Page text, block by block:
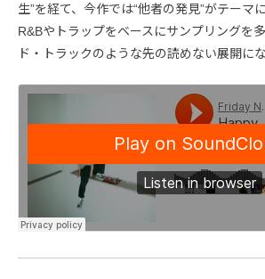
生”を経て、今作では“他者の発見”がテーマ
R&Bやトラップをベースにサンプリングを
ド・トラックのような先の読めない展開にな